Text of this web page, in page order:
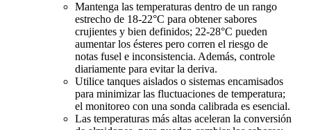
Mantenga las temperaturas dentro de un rango
estrecho de 18-22°C para obtener sabores
crujientes y bien definidos; 22-28°C pueden
aumentar los ésteres pero corren el riesgo de
notas fusel e inconsistencia. Además, controle
diariamente para evitar la deriva.
Utilice tanques aislados o sistemas encamisados
para minimizar las fluctuaciones de temperatura;
el monitoreo con una sonda calibrada es esencial.
Las temperaturas más altas aceleran la conversión